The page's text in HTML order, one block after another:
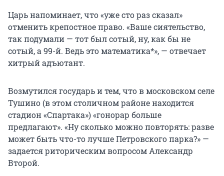
Царь напоминает, что «уже сто раз сказал»
отменить крепостное право. «Ваше сиятельство,
так подумали — тот был сотый, ну, как бы не
сотый, а 99-й. Ведь это математика*», — отвечает
хитрый адъютант.
Возмутился государь и тем, что в московском селе
Тушино (в этом столичном районе находится
стадион «Спартака») «гонорар больше
предлагают». «Ну сколько можно повторять: разве
может быть что-то лучше Петровского парка?» —
задается риторическим вопросом Александр
Второй.